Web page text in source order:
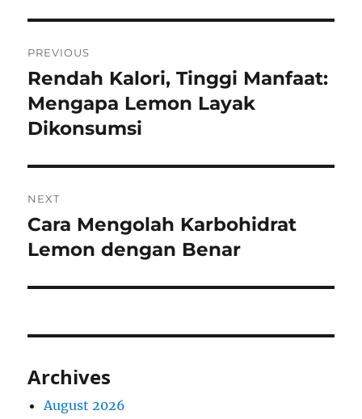
navigation
PREVIOUS
Previous
post:
Rendah Kalori, Tinggi Manfaat:
Mengapa Lemon Layak
Dikonsumsi
NEXT
Next
post:
Cara Mengolah Karbohidrat
Lemon dengan Benar
Archives
August 2026